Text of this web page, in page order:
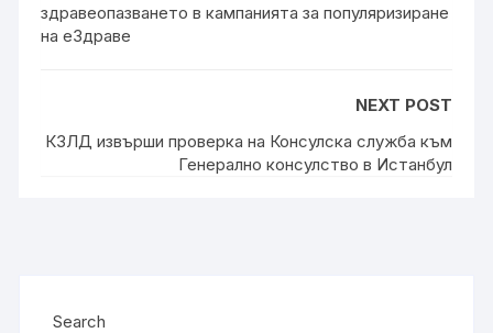
здравеопазването в кампанията за популяризиране
на еЗдраве
NEXT POST
КЗЛД извърши проверка на Консулска служба към
Генерално консулство в Истанбул
Search